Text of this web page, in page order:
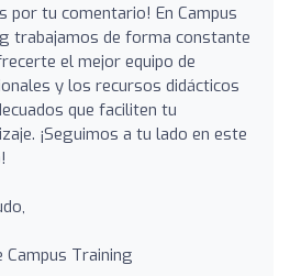
por tu comentario! En Campus
trabajamos de forma constante
el mejor equipo de
y los recursos didácticos
que faciliten tu
¡Seguimos a tu lado en este
Campus Training